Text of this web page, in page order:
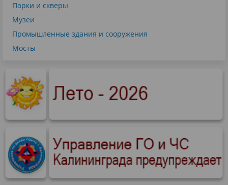
Парки и скверы
Музеи
Промышленные здания и сооружения
Мосты